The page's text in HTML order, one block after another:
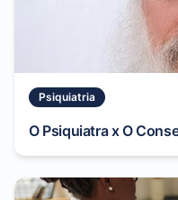
Psiquiatria
O Psiquiatra x O